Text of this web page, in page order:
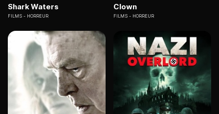
Shark Waters
FILMS HORREUR
Clown
FILMS HORREUR